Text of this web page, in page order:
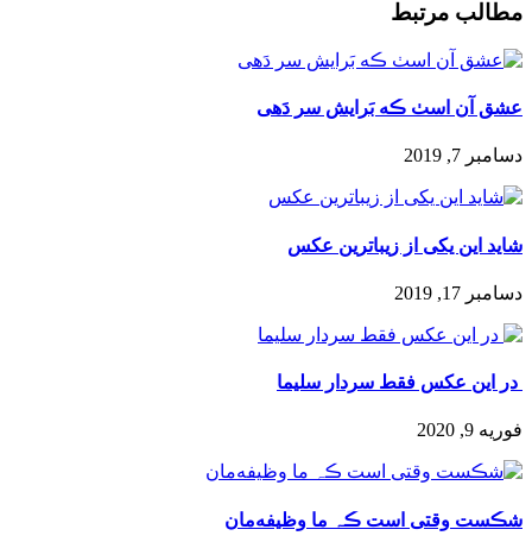
مطالب مرتبط
عشق آن اسٺ ڪه بَرایش سر دَهى
دسامبر 7, 2019
شاید این یکی از زیباترین عکس‌
دسامبر 17, 2019
️ در این عکس فقط سردار سلیما
فوریه 9, 2020
شڪست وقتی است ڪہ ما وظیفه‌مان